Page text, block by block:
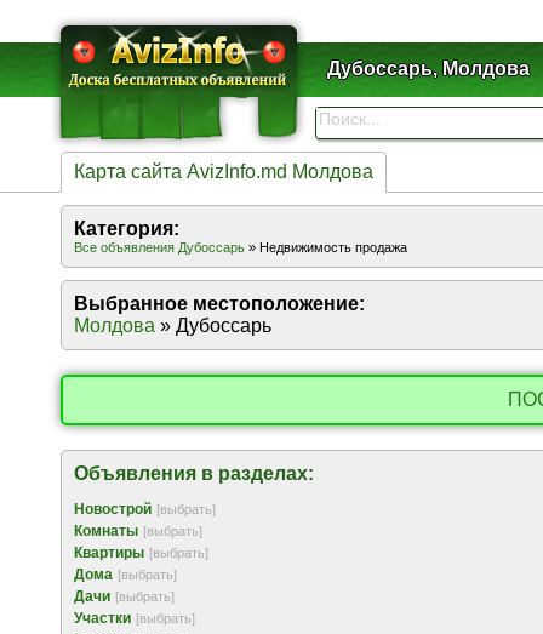
Дубоссарь, Молдова
Карта сайта AvizInfo.md Молдова
Категория:
Все объявления Дубоссарь » Недвижимость продажа
Выбранное местоположение:
Молдова » Дубоссарь
Объявления в разделах:
Новострой [выбрать]
Комнаты [выбрать]
Квартиры [выбрать]
Дома [выбрать]
Дачи [выбрать]
Участки [выбрать]